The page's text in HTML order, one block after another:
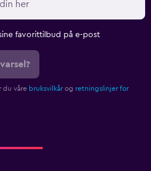
favorittilbud på e-post
du våre bruksvilkår og retningslinjer for